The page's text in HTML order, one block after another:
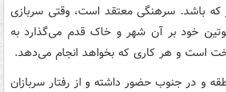
که باشد. سرهنگی معتقد است، وقتی سربازی
خود بر آن شهر و خاک قدم می‌گذارد به
است و هر کاری که بخواهد انجام می‌دهد.
و در جنوب حضور داشته و از رفتار سربازان